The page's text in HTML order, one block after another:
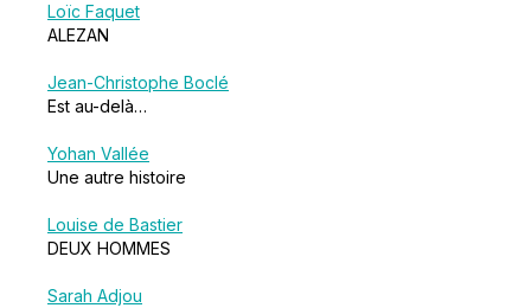
Loïc Faquet
ALEZAN
Jean-Christophe Boclé
Est au-delà…
Yohan Vallée
Une autre histoire
Louise de Bastier
DEUX HOMMES
Sarah Adjou